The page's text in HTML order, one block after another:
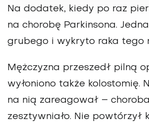
Na dodatek, kiedy po raz
na chorobę Parkinsona.
grubego i wykryto raka tego
Mężczyzna przeszedł pilną
wyłoniono także kolostomię.
na nią zareagował –
zesztywniało. Nie powtórzył